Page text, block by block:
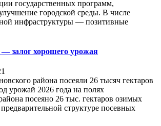
государственных программ,
городской среды. В числе
инфраструктуры — позитивные
залог хорошего урожая
района посеяли 26 тысяч гектаров
урожай 2026 года на полях
посеяно 26 тыс. гектаров озимых
структуре посевных